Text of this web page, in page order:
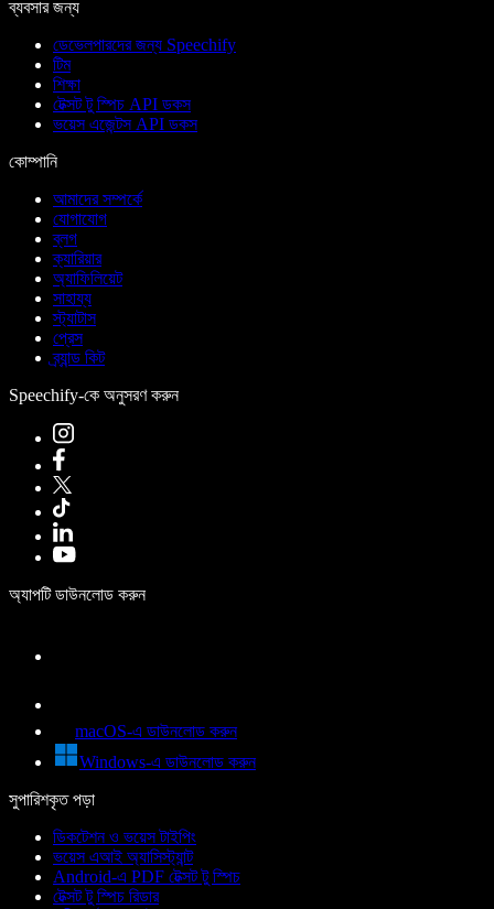
ব্যবসার জন্য
ডেভেলপারদের জন্য Speechify
টিম
শিক্ষা
টেক্সট টু স্পিচ API ডকস
ভয়েস এজেন্টস API ডকস
কোম্পানি
আমাদের সম্পর্কে
যোগাযোগ
ব্লগ
ক্যারিয়ার
অ্যাফিলিয়েট
সাহায্য
স্ট্যাটাস
প্রেস
ব্র্যান্ড কিট
Speechify-কে অনুসরণ করুন
অ্যাপটি ডাউনলোড করুন
macOS-এ ডাউনলোড করুন
Windows-এ ডাউনলোড করুন
সুপারিশকৃত পড়া
ডিকটেশন ও ভয়েস টাইপিং
ভয়েস এআই অ্যাসিস্ট্যান্ট
Android-এ PDF টেক্সট টু স্পিচ
টেক্সট টু স্পিচ রিডার